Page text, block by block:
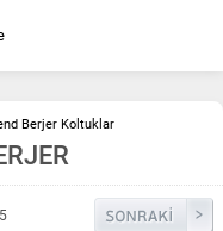
Berjer Koltuklar